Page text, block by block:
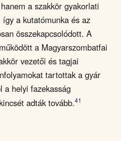
a szakkör gyakorlati
a kutatómunka és az
összekapcsolódott. A
a Magyarszombatfai
vezetői és tagjai
tartottak a gyár
a helyi fazekasság
adták tovább.41